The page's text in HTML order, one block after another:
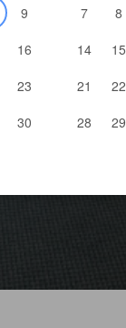
9
16
23
30
7
8
14
15
21
22
28
29